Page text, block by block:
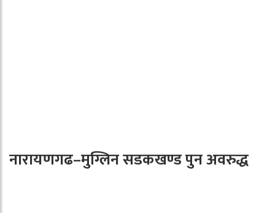
नारायणगढ–मुग्लिन सडकखण्ड पुन अवरुद्ध